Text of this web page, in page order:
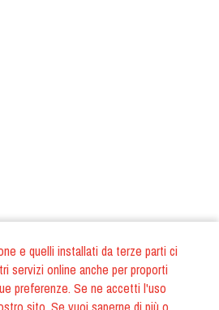
e quelli installati da terze parti ci
servizi online anche per proporti
preferenze. Se ne accetti l'uso